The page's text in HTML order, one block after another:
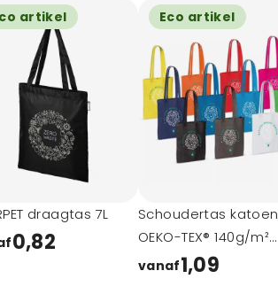
artikel
draagtas 7L
0,82
Eco artikel
Schoudertas katoen
OEKO-TEX® 140g/m²
38x42cm
vanaf1,09